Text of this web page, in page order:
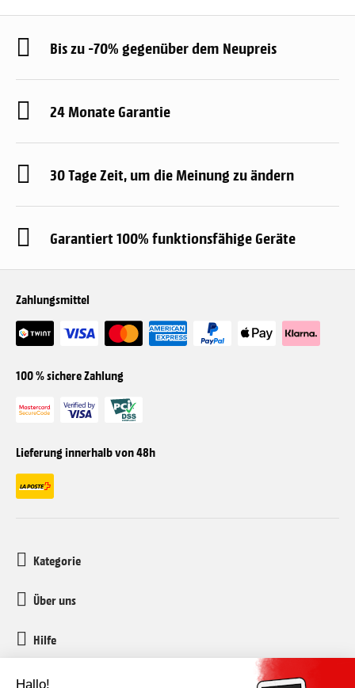
Bis zu -70% gegenüber dem Neupreis
24 Monate Garantie
30 Tage Zeit, um die Meinung zu ändern
Garantiert 100% funktionsfähige Geräte
Zahlungsmittel
100 % sichere Zahlung
Lieferung innerhalb von 48h
Kategorie
Über uns
Hilfe
Kundenservice